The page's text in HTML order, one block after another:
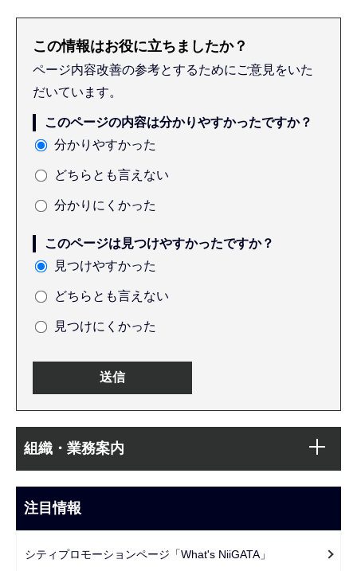
この情報はお役に立ちましたか？
ページ内容改善の参考とするためにご意見をいた
だいています。
このページの内容は分かりやすかったですか？
分かりやすかった
どちらとも言えない
分かりにくかった
このページは見つけやすかったですか？
見つけやすかった
どちらとも言えない
見つけにくかった
文
こ
ま
で
ビ
ー
組織・業務案内
注目情報
シティプロモーションページ「What's NiiGATA」